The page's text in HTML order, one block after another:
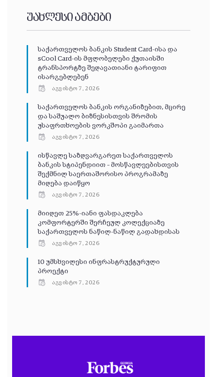
უახლესი ამბები
საქართველოს ბანკის Student Card-ისა და
sCool Card-ის მფლობელები ქუთაისში
ტრანსპორტზე შეღავათიანი ტარიფით
ისარგებლებენ
აგვისტო 7, 2026
საქართველოს ბანკის ორგანიზებით, მცირე
და საშუალო ბიზნესისთვის შრომის
უსაფრთხოების ვორკშოპი გაიმართა
აგვისტო 7, 2026
ისწავლე საზღვარგარეთ საქართველოს
ბანკის სტიპენდიით – მოსწავლეებისთვის
შექმნილ საერთაშორისო პროგრამაზე
მიღება დაიწყო
აგვისტო 7, 2026
მიიღეთ 25%-იანი ფასდაკლება
კომფორტერში შერჩეულ კოლექციაზე
საქართველოს ნაწილ-ნაწილ გადახდისას
აგვისტო 7, 2026
10 უმსხვილესი ინფრასტრუქტურული
პროექტი
აგვისტო 7, 2026